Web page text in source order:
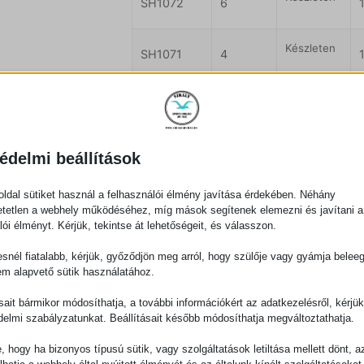
SH1072 6
SH1071 4 Készleten
Bővebb leírás
a Sirály
Gyors szállítás
Házhozszállítás vagy
Személyes átvétel
Vadász utca 8/b
beállítások
sütiket használ a felhasználói élmény javítása érdekében. Néhány
a webhely működéséhez, míg mások segítenek elemezni és javítani a
élményt. Kérjük, tekintse át lehetőségeit, és válasszon.
fiatalabb, kérjük, győződjön meg arról, hogy szülője vagy gyámja
alapvető sütik használatához.
bármikor módosíthatja, a további információkért az adatkezelésről,
szabályzatunkat. Beállításait később módosíthatja megváltoztathatja.
hogy ha bizonyos típusú sütik, vagy szolgáltatások letiltása mellett dönt,